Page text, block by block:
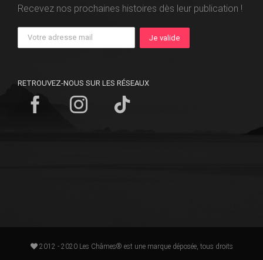
Recevez nos prochaines histoires dès leur publication !
RETROUVEZ-NOUS SUR LES RÉSEAUX
2012 - 2020 Les Châmes® est une marque déposée, tous droits